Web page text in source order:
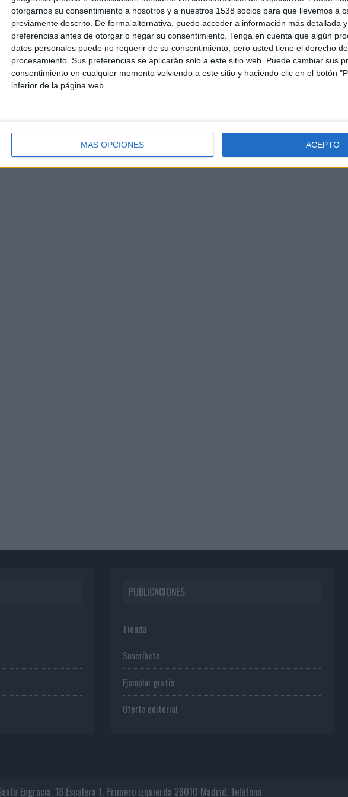
otorgarnos su consentimiento a nosotros y a nuestros 1538 socios para que llevemos a
previamente descrito. De forma alternativa, puede acceder a información más detallada
preferencias antes de otorgar o negar su consentimiento. Tenga en cuenta que algún
datos personales puede no requerir de su consentimiento, pero usted tiene el derecho
procesamiento. Sus preferencias se aplicarán solo a este sitio web. Puede cambiar sus
consentimiento en cualquier momento volviendo a este sitio y haciendo clic en el botón
inferior de la página web.
MÁS OPCIONES ACEPTO
SHARE SHARE ENVIAR PIN
PUBLICACIONES
Tienda
Suscríbete
Ejemplar gratis
Oferta editorial
Engracia, 18 Escalera 1, Primero izquierda 28010 Madrid. Teléfono